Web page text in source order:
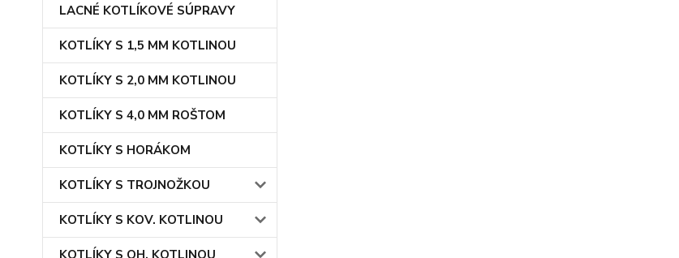
LACNÉ KOTLÍKOVÉ SÚPRAVY
KOTLÍKY S 1,5 MM KOTLINOU
KOTLÍKY S 2,0 MM KOTLINOU
KOTLÍKY S 4,0 MM ROŠTOM
KOTLÍKY S HORÁKOM
KOTLÍKY S TROJNOŽKOU
KOTLÍKY S KOV. KOTLINOU
KOTLÍKY S OH. KOTLINOU